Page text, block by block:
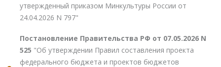
утвержденный приказом Минкультуры России от
24.04.2026 N 797"
Постановление Правительства РФ от 07.05.2026 N
525 "Об утверждении Правил составления проекта
федерального бюджета и проектов бюджетов